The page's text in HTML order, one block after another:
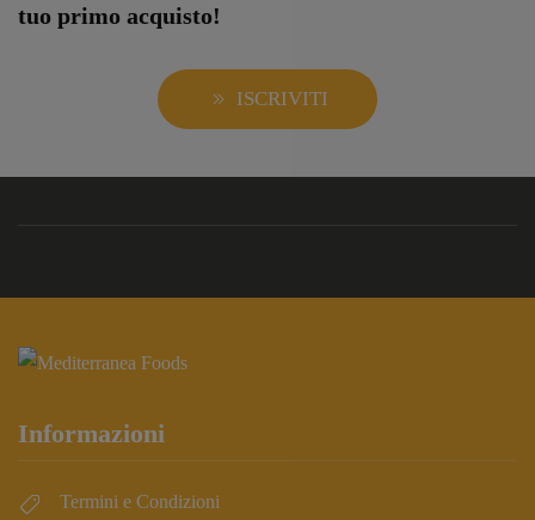
tuo primo acquisto!
ISCRIVITI
Informazioni
Termini e Condizioni